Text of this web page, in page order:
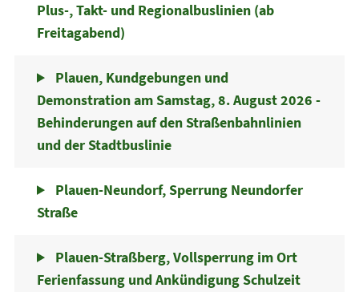
Plus-, Takt- und Regionalbuslinien (ab
Freitagabend)
Plauen, Kundgebungen und
Demonstration am Samstag, 8. August 2026 -
Behinderungen auf den Straßenbahnlinien
und der Stadtbuslinie
Plauen-Neundorf, Sperrung Neundorfer
Straße
Plauen-Straßberg, Vollsperrung im Ort
Ferienfassung und Ankündigung Schulzeit